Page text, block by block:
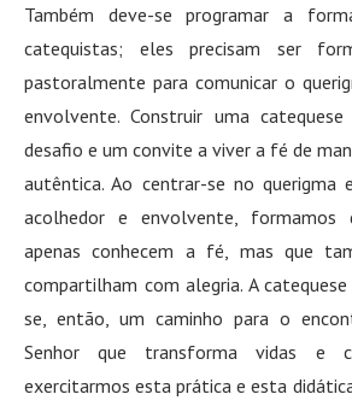
Também deve-se programar a
catequistas; eles precisam ser
pastoralmente para comunicar o
envolvente. Construir uma
desafio e um convite a viver a fé de
autêntica. Ao centrar-se no querigma
acolhedor e envolvente, formamos
apenas conhecem a fé, mas que
compartilham com alegria. A
se, então, um caminho para o
Senhor que transforma vidas e
exercitarmos esta prática e esta